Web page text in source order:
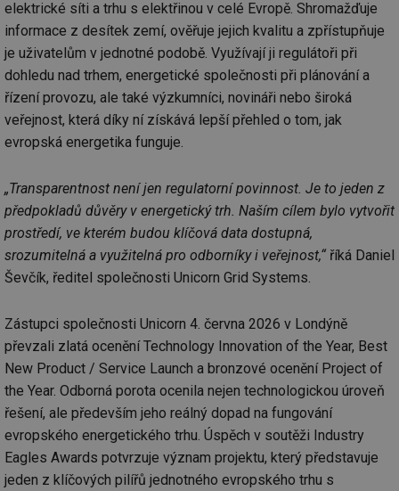
elektrické síti a trhu s elektřinou v celé Evropě. Shromažďuje
informace z desítek zemí, ověřuje jejich kvalitu a zpřístupňuje
je uživatelům v jednotné podobě. Využívají ji regulátoři při
dohledu nad trhem, energetické společnosti při plánování a
řízení provozu, ale také výzkumníci, novináři nebo široká
veřejnost, která díky ní získává lepší přehled o tom, jak
evropská energetika funguje.
„Transparentnost není jen regulatorní povinnost. Je to jeden z
předpokladů důvěry v energetický trh. Naším cílem bylo vytvořit
prostředí, ve kterém budou klíčová data dostupná,
srozumitelná a využitelná pro odborníky i veřejnost,“ říká Daniel
Ševčík, ředitel společnosti Unicorn Grid Systems.
Zástupci společnosti Unicorn 4. června 2026 v Londýně
převzali zlatá ocenění Technology Innovation of the Year, Best
New Product / Service Launch a bronzové ocenění Project of
the Year. Odborná porota ocenila nejen technologickou úroveň
řešení, ale především jeho reálný dopad na fungování
evropského energetického trhu. Úspěch v soutěži Industry
Eagles Awards potvrzuje význam projektu, který představuje
jeden z klíčových pilířů jednotného evropského trhu s